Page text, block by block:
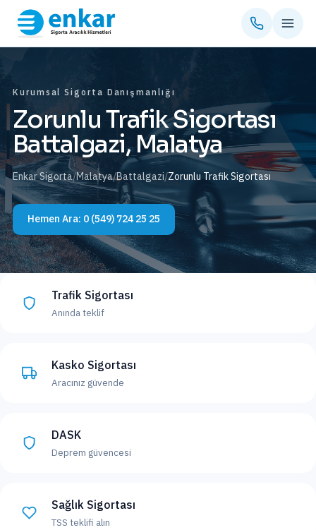
Kurumsal Sigorta Danışmanlığı
Zorunlu Trafik Sigortası
Battalgazi, Malatya
Enkar Sigorta/Malatya/Battalgazi/Zorunlu Trafik Sigortası
Hemen Ara: 0 (549) 724 25 25
Trafik Sigortası
Anında teklif
Kasko Sigortası
Aracınız güvende
DASK
Deprem güvencesi
Sağlık Sigortası
TSS teklifi alın